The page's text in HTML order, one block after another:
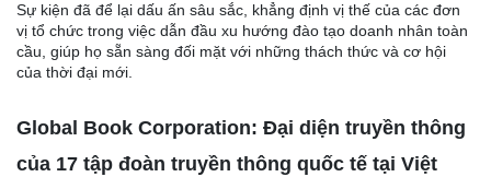
Sự kiện đã để lại dấu ấn sâu sắc, khẳng định vị thế của các đơn
vị tổ chức trong việc dẫn đầu xu hướng đào tạo doanh nhân toàn
cầu, giúp họ sẵn sàng đối mặt với những thách thức và cơ hội
của thời đại mới.
Global Book Corporation: Đại diện truyền thông
của 17 tập đoàn truyền thông quốc tế tại Việt